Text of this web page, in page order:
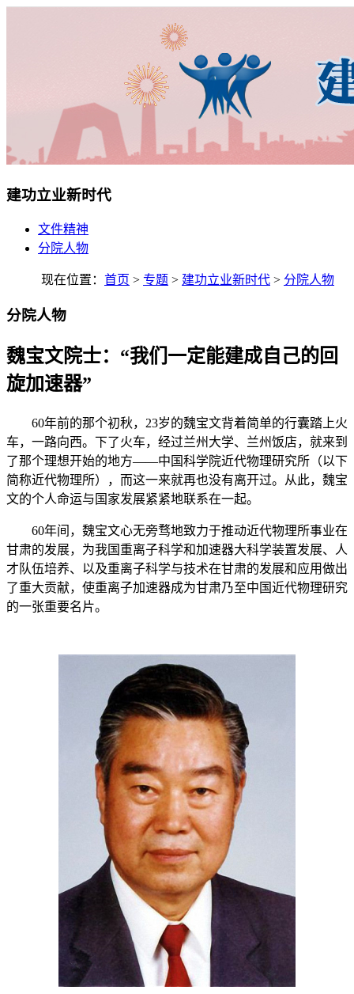
建功立业新时代
文件精神
分院人物
现在位置： 首页 > 专题 > 建功立业新时代 > 分院人物
分院人物
魏宝文院士：“我们一定能建成自己的回
旋加速器”
60年前的那个初秋， 23岁的魏宝文背着简单的行囊踏上火
车，一路向西。下了火车，经过兰州大学、兰州饭店，就来到
了那个理想开始的地方——中国科学院近代物理研究所（以下
简称近代物理所），而这一来就再也没有离开过。从此，魏宝
文的个人命运与国家发展紧紧地联系在一起。
60年间，魏宝文心无旁骛地致力于推动近代物理所事业在
甘肃的发展，为我国重离子科学和加速器大科学装置发展、人
才队伍培养、以及重离子科学与技术在甘肃的发展和应用做出
了重大贡献，使重离子加速器成为甘肃乃至中国近代物理研究
的一张重要名片。